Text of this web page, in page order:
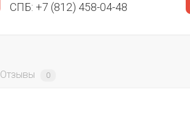
СПБ: +7 (812) 458-04-48
Отзывы 0